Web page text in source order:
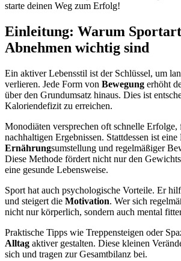
starte deinen Weg zum Erfolg!
Einleitung: Warum
Abnehmen wichtig sind
Ein aktiver Lebensstil ist der Schlüssel, um
verlieren. Jede Form von Bewegung erhöht
über den Grundumsatz hinaus. Dies ist
Kaloriendefizit zu erreichen.
Monodiäten versprechen oft schnelle Erfolge,
nachhaltigen Ergebnissen. Stattdessen ist
Ernährungsumstellung und regelmäßiger
Diese Methode fördert nicht nur den
eine gesunde Lebensweise.
Sport hat auch psychologische Vorteile. Er
und steigert die Motivation. Wer sich
nicht nur körperlich, sondern auch mental
Praktische Tipps wie Treppensteigen oder
Alltag aktiver gestalten. Diese kleinen
sich und tragen zur Gesamtbilanz bei.